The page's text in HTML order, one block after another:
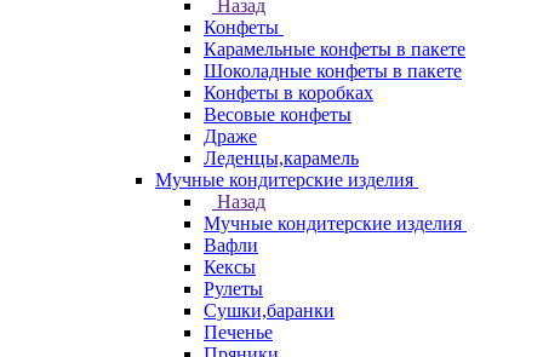
Назад
Конфеты
Карамельные конфеты в пакете
Шоколадные конфеты в пакете
Конфеты в коробках
Весовые конфеты
Драже
Леденцы,карамель
Мучные кондитерские изделия
Назад
Мучные кондитерские изделия
Вафли
Кексы
Рулеты
Сушки,баранки
Печенье